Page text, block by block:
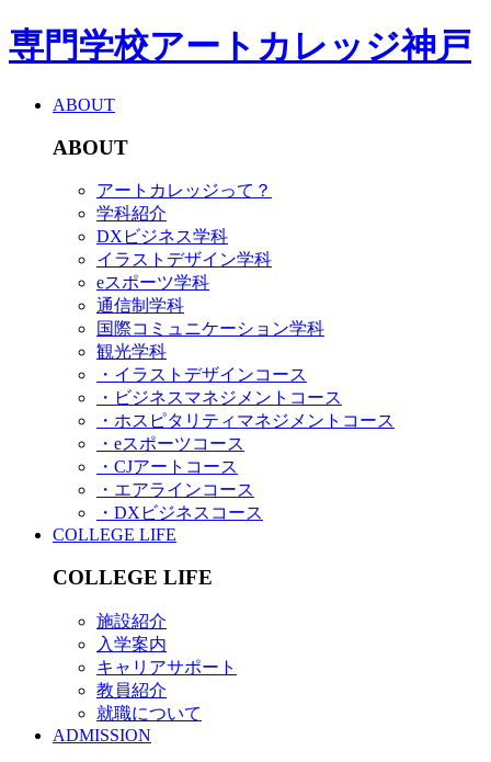
専門学校アートカレッジ神戸
ABOUT
ABOUT
アートカレッジって？
学科紹介
DXビジネス学科
イラストデザイン学科
eスポーツ学科
通信制学科
国際コミュニケーション学科
観光学科
・イラストデザインコース
・ビジネスマネジメントコース
・ホスピタリティマネジメントコース
・eスポーツコース
・CJアートコース
・エアラインコース
・DXビジネスコース
COLLEGE LIFE
COLLEGE LIFE
施設紹介
入学案内
キャリアサポート
教員紹介
就職について
ADMISSION